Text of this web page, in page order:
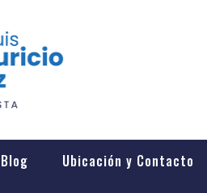
Blog Ubicación y Contacto